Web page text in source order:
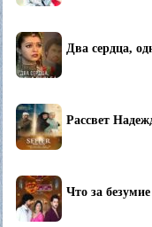
Два сердца,
Рассвет
Что за